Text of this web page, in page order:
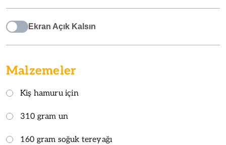
Ekran Açık Kalsın
Malzemeler
Kiş hamuru için
310 gram un
160 gram soğuk tereyağı